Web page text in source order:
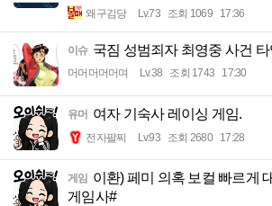
왜구김당 Lv.73 조회 1069 17:36
이슈 국짐 성범죄자 최영중 사건
머머머머머며 Lv.38 조회 1743 17:30
유머 여자 기숙사 레이싱 게임.
전자팔찌 Lv.93 조회 2680 17:28
게임
이환) 페미 의혹 보컬 빠르게
게임사#